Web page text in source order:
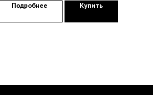
Подробнее Купить